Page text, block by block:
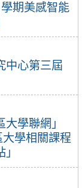
期美感智能
中心第三屆
學聯網」
學相關課程